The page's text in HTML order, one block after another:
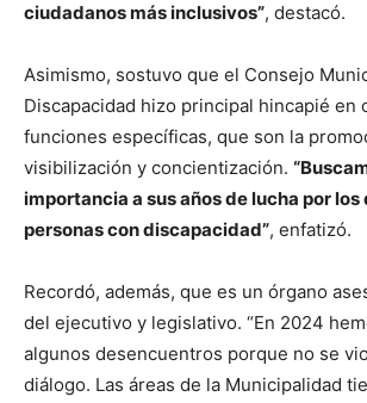
ciudadanos más inclusivos”, destacó.
Asimismo, sostuvo que el Consejo
Discapacidad hizo principal hincapié en
funciones específicas, que son la
visibilización y concientización.
importancia a sus años de lucha por
personas con discapacidad”, enfatizó.
Recordó, además, que es un órgano
del ejecutivo y legislativo. “En 2024
algunos desencuentros porque no se
diálogo. Las áreas de la Municipalidad